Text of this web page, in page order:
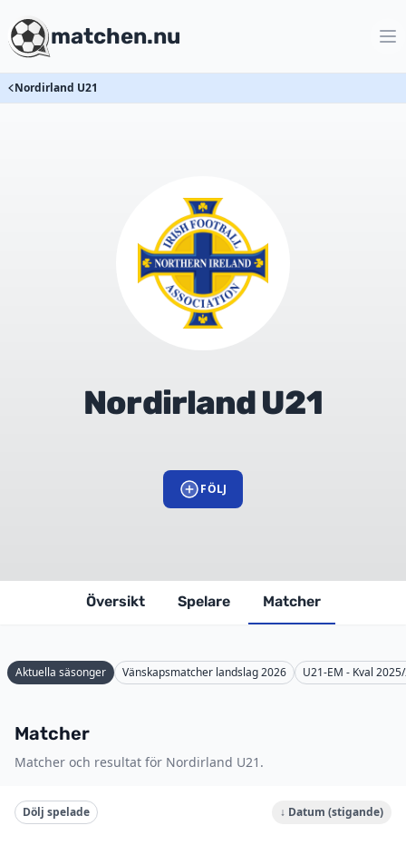
matchen.nu
Nordirland U21
Nordirland U21
FÖLJ
Översikt Spelare Matcher
Aktuella säsonger Vänskapsmatcher landslag 2026 U21-EM - Kval
Matcher
Matcher och resultat för Nordirland U21.
Dölj spelade ↓ Datum (stigande)